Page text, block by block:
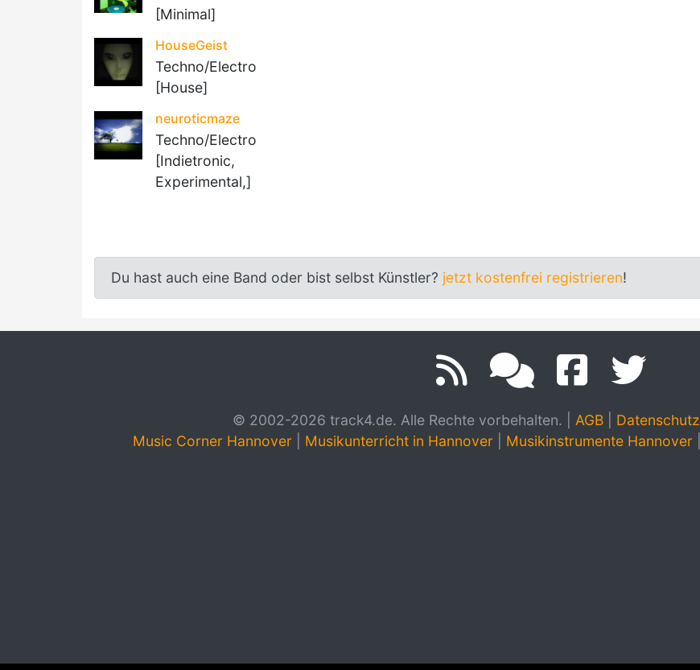
[Minimal]
HouseGeist
Techno/Electro
[House]
neuroticmaze
Techno/Electro
[Indietronic,
Experimental,]
Du hast auch eine Band oder bist selbst Künstler? jetzt kostenfrei registrieren!
© 2002-2026 track4.de. Alle Rechte vorbehalten. AGB| Datenschutz
Music Corner Hannover
Musikunterricht in Hannover Musikinstrumente Hannover